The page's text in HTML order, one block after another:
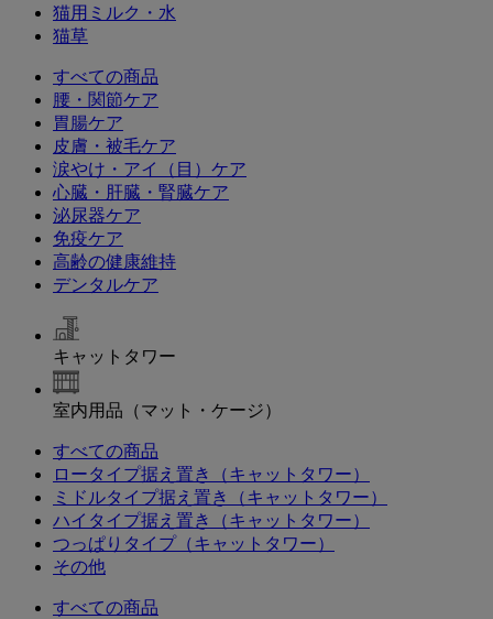
猫用ミルク・水
猫草
すべての商品
腰・関節ケア
胃腸ケア
皮膚・被毛ケア
涙やけ・アイ（目）ケア
心臓・肝臓・腎臓ケア
泌尿器ケア
免疫ケア
高齢の健康維持
デンタルケア
キャットタワー
室内用品（マット・ケージ）
すべての商品
ロータイプ据え置き（キャットタワー）
ミドルタイプ据え置き（キャットタワー）
ハイタイプ据え置き（キャットタワー）
つっぱりタイプ（キャットタワー）
その他
すべての商品